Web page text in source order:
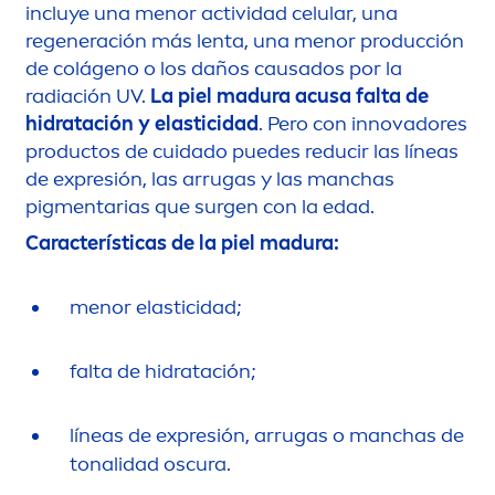
incluye una menor actividad celular, una
regeneración más lenta, una menor producción
de colágeno o los daños causados por la
radiación UV. La piel madura acusa falta de
hidratación y elasticidad. Pero con innovadores
productos de cuidado puedes reducir las líneas
de expresión, las arrugas y las manchas
pigmentarias que surgen con la edad.
Características de la piel madura:
menor elasticidad;
falta de hidratación;
líneas de expresión, arrugas o manchas de
tonalidad oscura.